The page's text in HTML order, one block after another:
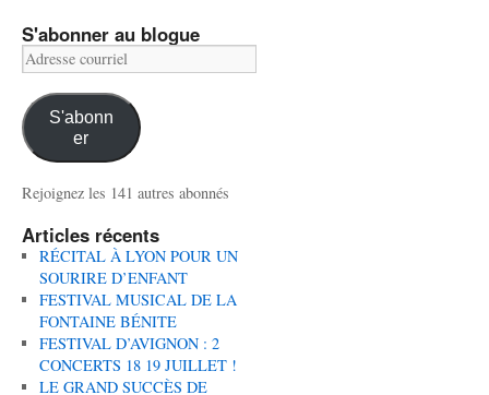
S'abonner au blogue
Adresse
courriel
S'abonn
er
Rejoignez les 141 autres abonnés
Articles récents
RÉCITAL À LYON POUR UN
SOURIRE D’ENFANT
FESTIVAL MUSICAL DE LA
FONTAINE BÉNITE
FESTIVAL D’AVIGNON : 2
CONCERTS 18 19 JUILLET !
LE GRAND SUCCÈS DE